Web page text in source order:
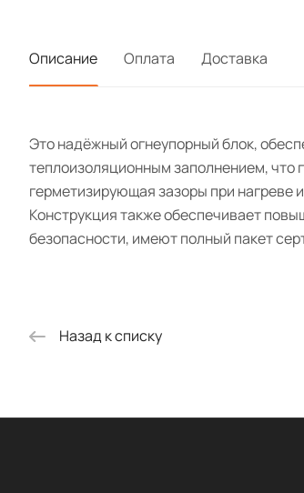
Описание Оплата Доставка
Это надёжный огнеупорный блок,
теплоизоляционным заполнением, что
герметизирующая зазоры при
Конструкция также обеспечивает
безопасности, имеют полный пакет
Назад к списку